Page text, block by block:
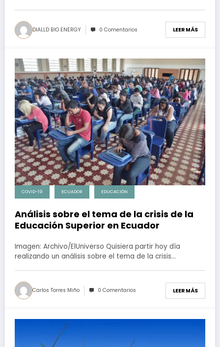
DIALLD BIO ENERGY 0 Comentarios LEER MÁS
COVID-19 ECUADOR EDUCACIÓN
Análisis sobre el tema de la crisis de la
Educación Superior en Ecuador
Imagen: Archivo/ElUniverso Quisiera partir hoy día
realizando un análisis sobre el tema de la crisis…
Carlos Torres Miño 0 Comentarios LEER MÁS